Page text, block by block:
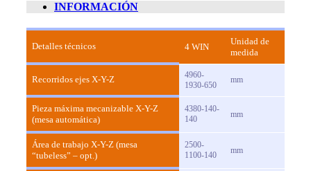
INFORMACIÓN
Detalles técnicos 4 WIN
Unidad de
medida
Recorridos ejes X-Y-Z
4960-
1930-650
mm
Pieza máxima mecanizable X-Y-Z
(mesa automática)
4380-140-
140
mm
Área de trabajo X-Y-Z (mesa
“tubeless” – opt.)
2500-
1100-140
mm